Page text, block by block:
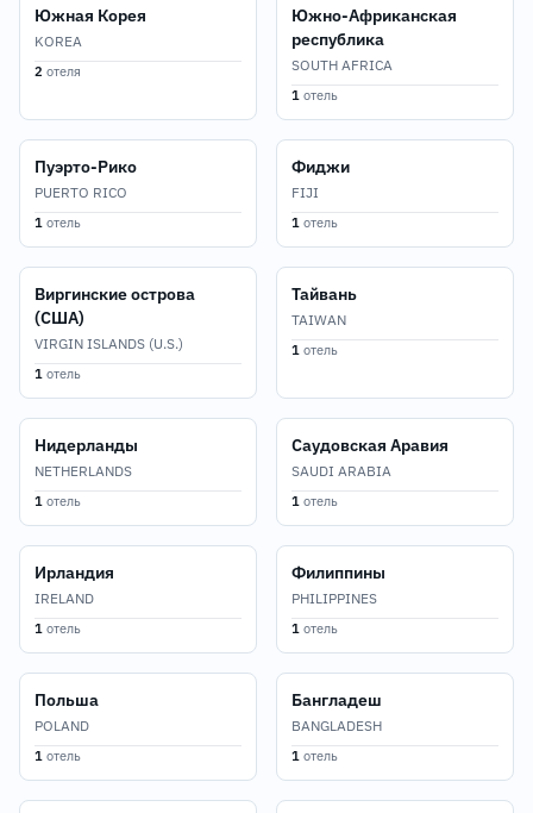
Южная Корея
KOREA
2 отеля
Южно-Африканская
республика
SOUTH AFRICA
1 отель
Пуэрто-Рико
PUERTO RICO
1 отель
Фиджи
FIJI
1 отель
Виргинские острова
(США)
VIRGIN ISLANDS (U.S.)
1 отель
Тайвань
TAIWAN
1 отель
Нидерланды
NETHERLANDS
1 отель
Саудовская Аравия
SAUDI ARABIA
1 отель
Ирландия
IRELAND
1 отель
Филиппины
PHILIPPINES
1 отель
Польша
POLAND
1 отель
Бангладеш
BANGLADESH
1 отель